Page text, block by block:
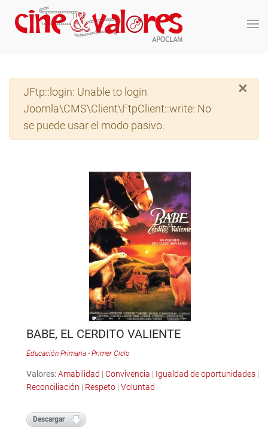
Skip to main content
×
Advertencia
JFtp::login: Unable to login
Joomla\CMS\Client\FtpClient::write: No
se puede usar el modo pasivo.
BABE, EL CERDITO VALIENTE
Educación Primaria - Primer Ciclo
Valores:Amabilidad | Convivencia | Igualdad de oportunidades|
Reconciliación | Respeto| Voluntad
Descargar